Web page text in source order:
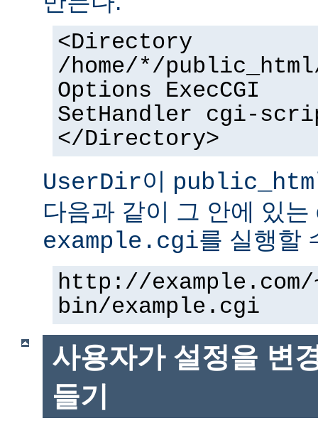
<Directory
/home/*/
Options ExecCGI
SetHandler cgi-
</Directory>
UserDir이
다음과 같이 그 안에 있
example.cgi를 실행할
http://
bin/example.cgi
사용자가 설정을 변
들기